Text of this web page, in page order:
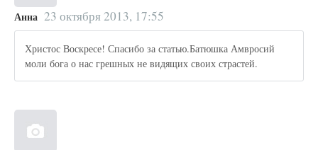
Анна 23 октября 2013, 17:55
Христос Воскресе! Спасибо за статью.Батюшка Амвросий
моли бога о нас грешных не видящих своих страстей.